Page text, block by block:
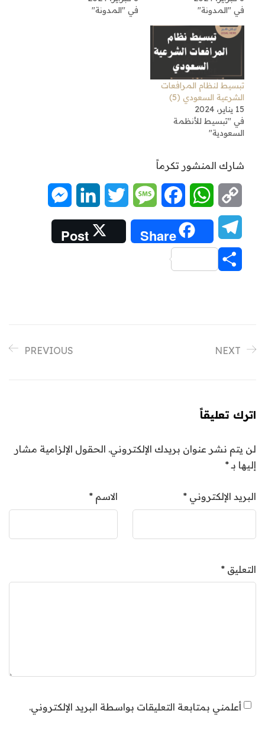
في "المدونة"
في "المدونة"
تبسيط لنظام المرافعات
الشرعية السعودي (5)
15 يناير، 2024
في "تبسيط للأنظمة
السعودية"
شارك المنشور تكرماً
Copy
Link
WhatsApp
Facebook
Message
Twitter
LinkedIn
Telegram
Share
Post
PREVIOUS NEXT
اترك تعليقاً
لن يتم نشر عنوان بريدك الإلكتروني. الحقول الإلزامية مشار
إليها بـ*
الاسم * البريد الإلكتروني *
التعليق *
أعلمني بمتابعة التعليقات بواسطة البريد الإلكتروني.